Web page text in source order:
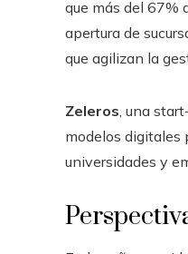
que más del 67%
apertura de
que agilizan la
Zeleros, una
modelos digitales
universidades y